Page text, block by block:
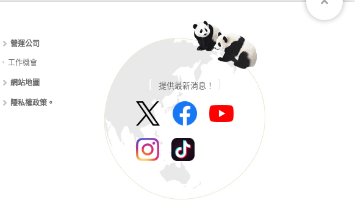
營運公司
工作機會
網站地圖
隱私權政策。
提供最新消息！